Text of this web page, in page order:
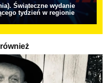
Świąteczne wydanie
tydzień w regionie